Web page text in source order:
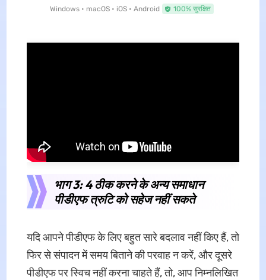
Windows • macOS • iOS • Android 100% सुरक्षित
भाग 3: 4 ठीक करने के अन्य समाधान
पीडीएफ त्रुटि को सहेज नहीं सकते
यदि आपने पीडीएफ के लिए बहुत सारे बदलाव नहीं किए हैं, तो
फिर से संपादन में समय बिताने की परवाह न करें, और दूसरे
पीडीएफ पर स्विच नहीं करना चाहते हैं, तो, आप निम्नलिखित